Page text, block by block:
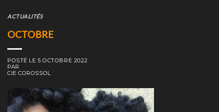
ACTUALITÉS
OCTOBRE
POSTÉ LE5 OCTOBRE 2022
PAR
CIE COROSSOL